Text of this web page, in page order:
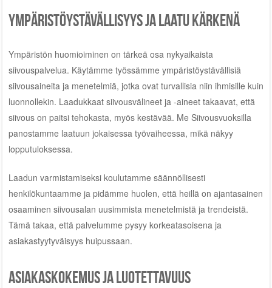
Ympäristöystävällisyys ja laatu kärkenä
Ympäristön huomioiminen on tärkeä osa nykyaikaista
siivouspalvelua. Käytämme työssämme ympäristöystävällisiä
siivousaineita ja menetelmiä, jotka ovat turvallisia niin ihmisille kuin
luonnollekin. Laadukkaat siivousvälineet ja -aineet takaavat, että
siivous on paitsi tehokasta, myös kestävää. Me Siivousvuoksilla
panostamme laatuun jokaisessa työvaiheessa, mikä näkyy
lopputuloksessa.
Laadun varmistamiseksi koulutamme säännöllisesti
henkilökuntaamme ja pidämme huolen, että heillä on ajantasainen
osaaminen siivousalan uusimmista menetelmistä ja trendeistä.
Tämä takaa, että palvelumme pysyy korkeatasoisena ja
asiakastyytyväisyys huipussaan.
Asiakaskokemus ja luotettavuus